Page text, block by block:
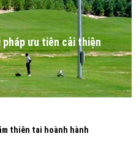
pháp ưu tiên cải thiện
thiên tai hoành hành